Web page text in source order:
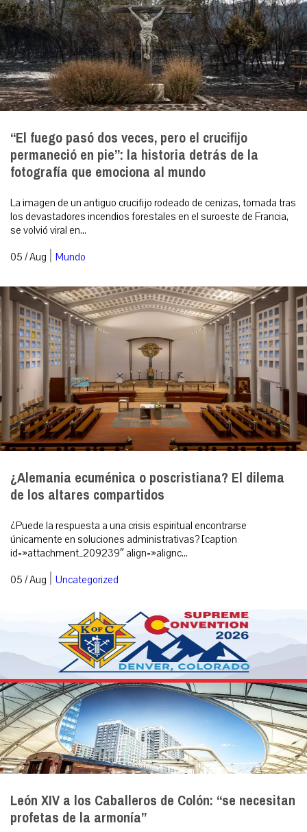
“El fuego pasó dos veces, pero el crucifijo
permaneció en pie”: la historia detrás de la
fotografía que emociona al mundo
La imagen de un antiguo crucifijo rodeado de cenizas, tomada tras
los devastadores incendios forestales en el suroeste de Francia,
se volvió viral en...
05 / Aug | Mundo
¿Alemania ecuménica o poscristiana? El dilema
de los altares compartidos
¿Puede la respuesta a una crisis espiritual encontrarse
únicamente en soluciones administrativas? [caption
id=»attachment_209239″ align=»alignc...
05 / Aug | Uncategorized
León XIV a los Caballeros de Colón: “se necesitan
profetas de la armonía”